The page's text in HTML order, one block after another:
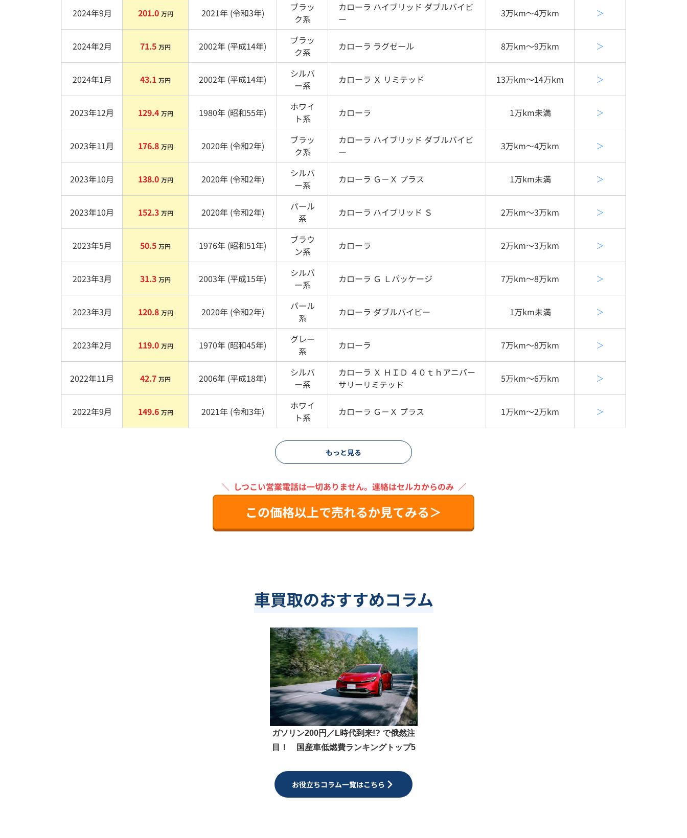
2024年9月 201.0 万円 2021年 (令和3年)
ブラッ
ク系
カローラ ハイブリッド ダブルバイビ
ー
3万km〜4万km ＞
2024年2月 71.5 万円 2002年 (平成14年)
ブラッ
ク系 カローラ ラグゼール 8万km〜9万km ＞
2024年1月 43.1 万円 2002年 (平成14年)
シルバ
ー系 カローラ Ｘ リミテッド 13万km〜14万km ＞
2023年12月 129.4 万円 1980年 (昭和55年)
ホワイ
ト系 カローラ 1万km未満 ＞
2023年11月 176.8 万円 2020年 (令和2年)
ブラッ
ク系
カローラ ハイブリッド ダブルバイビ
ー
3万km〜4万km ＞
2023年10月 138.0 万円 2020年 (令和2年)
シルバ
ー系 カローラ Ｇ－Ｘ プラス 1万km未満 ＞
2023年10月 152.3 万円 2020年 (令和2年)
パール
系
カローラ ハイブリッド Ｓ 2万km〜3万km ＞
2023年5月 50.5 万円 1976年 (昭和51年)
ブラウ
ン系 カローラ 2万km〜3万km ＞
2023年3月 31.3 万円 2003年 (平成15年)
シルバ
ー系 カローラ Ｇ Ｌパッケージ 7万km〜8万km ＞
2023年3月 120.8 万円 2020年 (令和2年)
パール
系
カローラ ダブルバイビー 1万km未満 ＞
2023年2月 119.0 万円 1970年 (昭和45年)
グレー
系
カローラ 7万km〜8万km ＞
2022年11月 42.7 万円 2006年 (平成18年)
シルバ
ー系
カローラ Ｘ ＨＩＤ ４０ｔｈアニバー
サリーリミテッド
5万km〜6万km ＞
2022年9月 149.6 万円 2021年 (令和3年)
ホワイ
ト系 カローラ Ｇ－Ｘ プラス 1万km〜2万km ＞
もっと見る
＼ しつこい営業電話は一切ありません。 連絡はセルカからのみ ／
この価格以上で売れるか見てみる＞
車買取のおすすめコラム
ガソリン200円／L時代到来!? で俄然注
目！ 国産車低燃費ランキングトップ5
お役立ちコラム一覧はこちら